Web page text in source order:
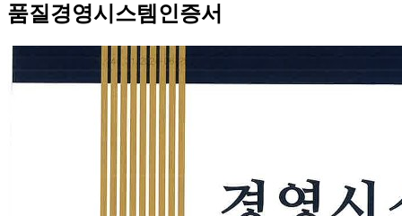
품질경영시스템인증서